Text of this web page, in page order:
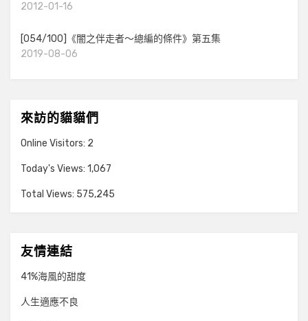
2012-01-16
[054/100]《闇之伴走者～總編的條件》第五集
2019-08-06
來訪的貓貓們
Online Visitors: 2
Today's Views: 1,067
Total Views: 575,245
友情連結
41%海風的甜度
人生適應不良